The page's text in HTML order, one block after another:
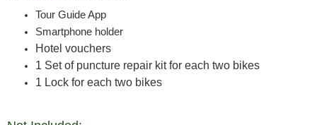
Tour Guide App
Smartphone holder
Hotel vouchers
1 Set of puncture repair kit for each two bikes
1 Lock for each two bikes